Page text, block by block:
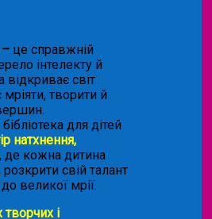
– це справжній
інтелекту й
відкриває світ
творити й
для дітей
натхнення,
, де кожна дитина
свій талант
великої мрії.
і